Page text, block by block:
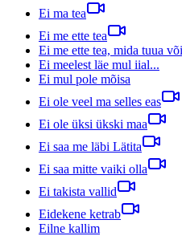
Ei ma tea
Ei me ette tea
Ei me ette tea, mida tuua
Ei meelest läe mul iial...
Ei mul pole mõisa
Ei ole veel ma selles eas
Ei ole üksi ükski maa
Ei saa me läbi Lätita
Ei saa mitte vaiki olla
Ei takista vallid
Eidekene ketrab
Eilne kallim